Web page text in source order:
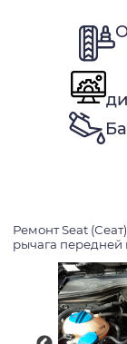
Ремонт Seat (Сеат)
рычага передней